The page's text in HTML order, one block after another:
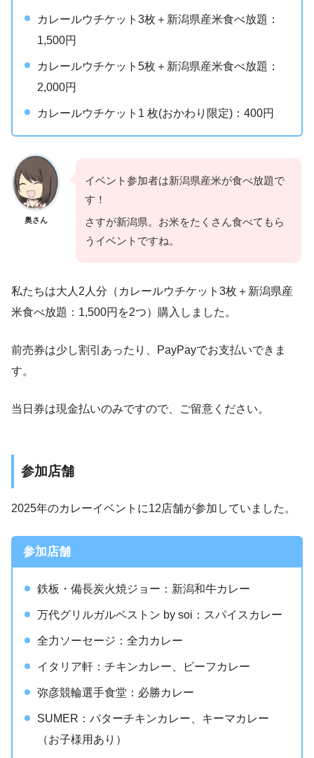
カレールウチケット3枚＋新潟県産米食べ放題：
1,500円
カレールウチケット5枚＋新潟県産米食べ放題：
2,000円
カレールウチケット1 枚(おかわり限定)：400円
奥さん
イベント参加者は新潟県産米が食べ放題で
す！
さすが新潟県。お米をたくさん食べてもら
うイベントですね。
私たちは大人2人分（カレールウチケット3枚＋新潟県産
米食べ放題：1,500円を2つ）購入しました。
前売券は少し割引あったり、PayPayでお支払いできま
す。
当日券は現金払いのみですので、ご留意ください。
参加店舗
2025年のカレーイベントに12店舗が参加していました。
参加店舗
鉄板・備長炭火焼ジョー：新潟和牛カレー
万代グリルガルベストン by soi：スパイスカレー
全力ソーセージ：全力カレー
イタリア軒：チキンカレー、ビーフカレー
弥彦競輪選手食堂：必勝カレー
SUMER：バターチキンカレー、キーマカレー
（お子様用あり）